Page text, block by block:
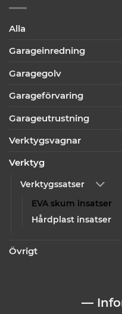
Alla
Garageinredning
Garagegolv
Garageförvaring
Garageutrustning
Verktygsvagnar
Verktyg
Verktygssatser
EVA skum insatser
Hårdplast insatser
Övrigt
—